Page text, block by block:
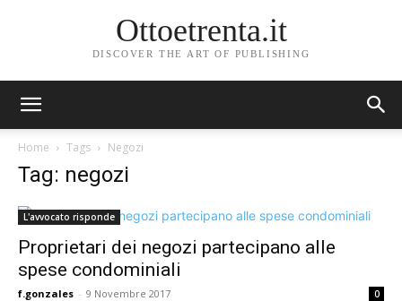
Ottoetrenta.it
DISCOVER THE ART OF PUBLISHING
Home Tags Negozi
Tag: negozi
L'avvocato risponde
Proprietari dei negozi partecipano alle
spese condominiali
f.gonzales - 9 Novembre 2017 0